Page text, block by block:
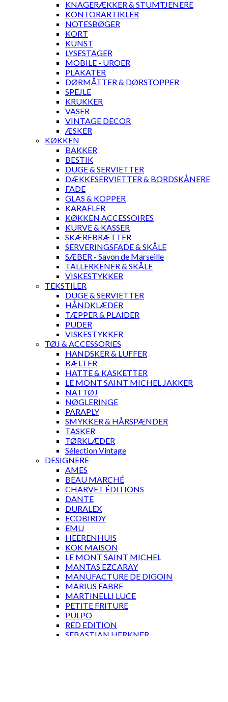
KNAGERÆKKER & STUMTJENERE
KONTORARTIKLER
NOTESBØGER
KORT
KUNST
LYSESTAGER
MOBILE - UROER
PLAKATER
DØRMÅTTER & DØRSTOPPER
SPEJLE
KRUKKER
VASER
VINTAGE DECOR
ÆSKER
KØKKEN
BAKKER
BESTIK
DUGE & SERVIETTER
DÆKKESERVIETTER & BORDSKÅNERE
FADE
GLAS & KOPPER
KARAFLER
KØKKEN ACCESSOIRES
KURVE & KASSER
SKÆREBRÆTTER
SERVERINGSFADE & SKÅLE
SÆBER - Savon de Marseille
TALLERKENER & SKÅLE
VISKESTYKKER
TEKSTILER
DUGE & SERVIETTER
HÅNDKLÆDER
TÆPPER & PLAIDER
PUDER
VISKESTYKKER
TØJ & ACCESSORIES
HANDSKER & LUFFER
BÆLTER
HATTE & KASKETTER
LE MONT SAINT MICHEL JAKKER
NATTØJ
NØGLERINGE
PARAPLY
SMYKKER & HÅRSPÆNDER
TASKER
TØRKLÆDER
Sélection Vintage
DESIGNERE
AMES
BEAU MARCHÉ
CHARVET ÉDITIONS
DANTE
DURALEX
ECOBIRDY
EMU
HEERENHUIS
KOK MAISON
LE MONT SAINT MICHEL
MANTAS EZCARAY
MANUFACTURE DE DIGOIN
MARIUS FABRE
MARTINELLI LUCE
PETITE FRITURE
PULPO
RED EDITION
SEBASTIAN HERKNER